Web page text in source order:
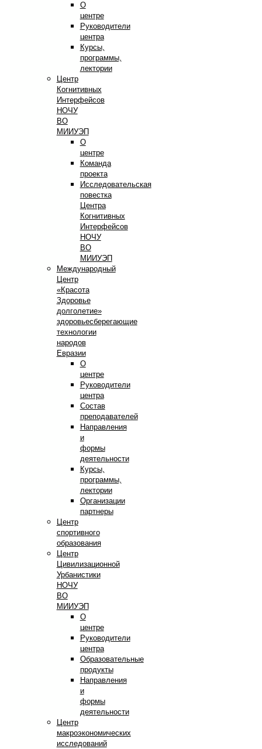
О
центре
Руководители
центра
Курсы,
программы,
лектории
Центр
Когнитивных
Интерфейсов
НОЧУ
ВО
МИИУЭП
О
центре
Команда
проекта
Исследовательская
повестка
Центра
Когнитивных
Интерфейсов
НОЧУ
ВО
МИИУЭП
Международный
Центр
«Красота
Здоровье
долголетие»
здоровьесберегающие
технологии
народов
Евразии
О
центре
Руководители
центра
Состав
преподавателей
Направления
и
формы
деятельности
Курсы,
программы,
лектории
Организации
партнеры
Центр
спортивного
образования
Центр
Цивилизационной
Урбанистики
НОЧУ
ВО
МИИУЭП
О
центре
Руководители
центра
Образовательные
продукты
Направления
и
формы
деятельности
Центр
макроэкономических
исследований